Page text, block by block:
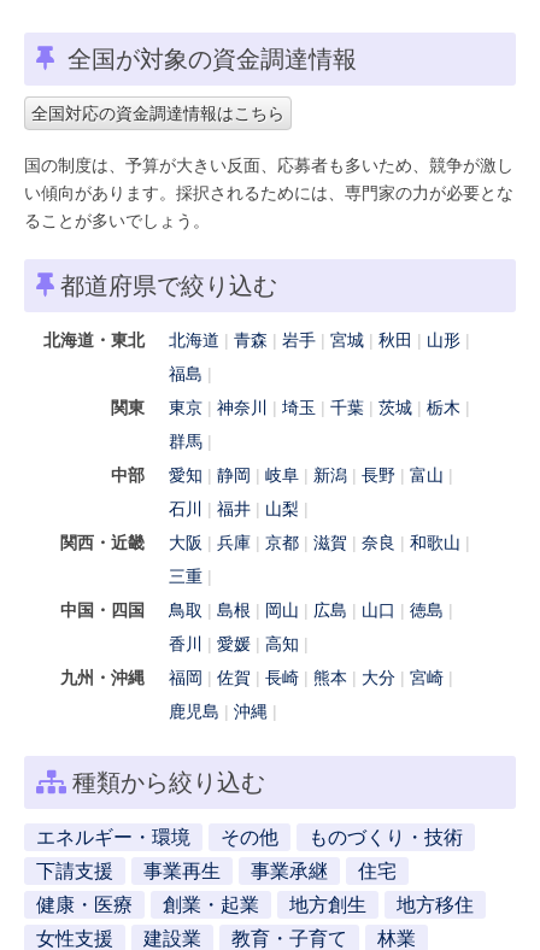
全国が対象の資金調達情報
全国対応の資金調達情報はこちら
国の制度は、予算が大きい反面、応募者も多いため、競争が激し
い傾向があります。採択されるためには、専門家の力が必要とな
ることが多いでしょう。
都道府県で絞り込む
北海道・東北 北海道 青森 岩手 宮城 秋田
山形
福島
関東
東京 神奈川 埼玉 千葉 茨城
栃木
群馬
中部
愛知 静岡 岐阜 新潟 長野
富山
石川
福井
山梨
関西・近畿
大阪 兵庫 京都 滋賀 奈良
和歌山
三重
中国・四国
鳥取 島根 岡山 広島 山口
徳島
香川
愛媛
高知
九州・沖縄
福岡 佐賀 長崎 熊本 大分
宮崎
鹿児島
沖縄
種類から絞り込む
エネルギー・環境 その他
ものづくり・技術
下請支援
事業再生 事業承継
住宅
健康・医療
創業・起業 地方創生
地方移住
女性支援
建設業 教育・子育て
林業